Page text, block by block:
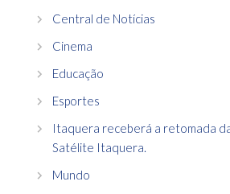
Central de Notícias
Cinema
Educação
Esportes
Itaquera receberá a retomada
Satélite Itaquera.
Mundo